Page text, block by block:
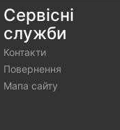
Чохол Fibra Clear Case
Сервісні
служби
Контакти
Повернення
Мапа сайту